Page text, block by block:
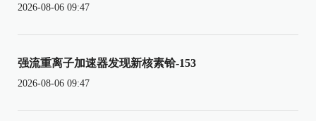
2026-08-06 09:47
强流重离子加速器发现新核素铪-153
2026-08-06 09:47